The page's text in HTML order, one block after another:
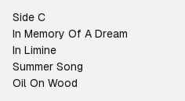
Side C
In Memory Of A Dream
In Limine
Summer Song
Oil On Wood